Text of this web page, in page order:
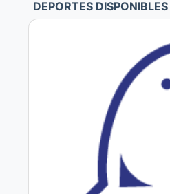
DEPORTES DISPONIBLES